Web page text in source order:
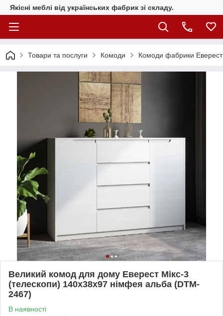
Якісні меблі від українських фабрик зі складу.
Товари та послуги Комоди Комоди фабрики Еверест
Великий комод для дому Еверест Мікс-3
(телескопи) 140х38х97 німфея альба (DTM-
2467)
В наявності